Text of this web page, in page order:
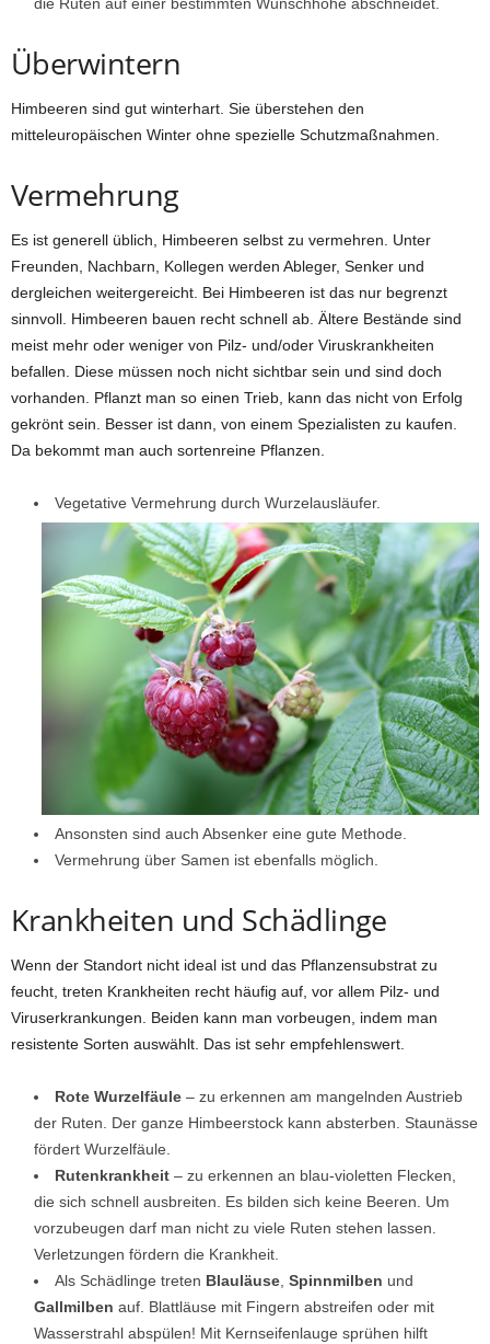
die Ruten auf einer bestimmten Wunschhöhe abschneidet.
Überwintern
Himbeeren sind gut winterhart. Sie überstehen den
mitteleuropäischen Winter ohne spezielle Schutzmaßnahmen.
Vermehrung
Es ist generell üblich, Himbeeren selbst zu vermehren. Unter
Freunden, Nachbarn, Kollegen werden Ableger, Senker und
dergleichen weitergereicht. Bei Himbeeren ist das nur begrenzt
sinnvoll. Himbeeren bauen recht schnell ab. Ältere Bestände sind
meist mehr oder weniger von Pilz- und/oder Viruskrankheiten
befallen. Diese müssen noch nicht sichtbar sein und sind doch
vorhanden. Pflanzt man so einen Trieb, kann das nicht von Erfolg
gekrönt sein. Besser ist dann, von einem Spezialisten zu kaufen.
Da bekommt man auch sortenreine Pflanzen.
Vegetative Vermehrung durch Wurzelausläufer.
Ansonsten sind auch Absenker eine gute Methode.
Vermehrung über Samen ist ebenfalls möglich.
Krankheiten und Schädlinge
Wenn der Standort nicht ideal ist und das Pflanzensubstrat zu
feucht, treten Krankheiten recht häufig auf, vor allem Pilz- und
Viruserkrankungen. Beiden kann man vorbeugen, indem man
resistente Sorten auswählt. Das ist sehr empfehlenswert.
Rote Wurzelfäule – zu erkennen am mangelnden Austrieb
der Ruten. Der ganze Himbeerstock kann absterben. Staunässe
fördert Wurzelfäule.
Rutenkrankheit – zu erkennen an blau-violetten Flecken,
die sich schnell ausbreiten. Es bilden sich keine Beeren. Um
vorzubeugen darf man nicht zu viele Ruten stehen lassen.
Verletzungen fördern die Krankheit.
Als Schädlinge treten Blauläuse, Spinnmilben und
Gallmilben auf. Blattläuse mit Fingern abstreifen oder mit
Wasserstrahl abspülen! Mit Kernseifenlauge sprühen hilft